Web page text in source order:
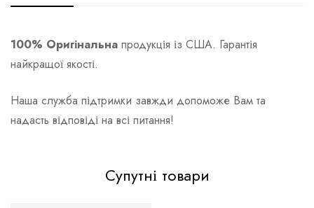
100% Оригінальна продукція із США. Гарантія
найкращої якості.
Наша служба підтримки завжди допоможе Вам та
надасть відповіді на всі питання!
Супутні товари